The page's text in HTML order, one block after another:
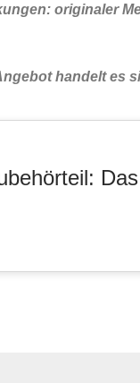
originaler
handelt es